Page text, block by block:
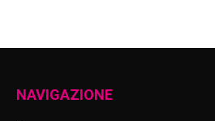
NAVIGAZIONE